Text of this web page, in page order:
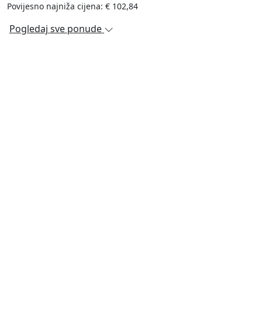
Povijesno najniža cijena: € 102,84
Pogledaj sve ponude